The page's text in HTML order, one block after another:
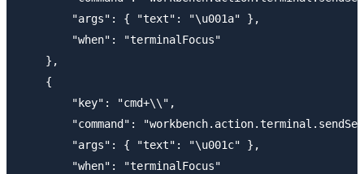
        "args": { "text": "\u001a" },
        "when": "terminalFocus"
    },
    {
        "key": "cmd+\\",
"command":
        "args": { "text": "\u001c" },
        "when": "terminalFocus"